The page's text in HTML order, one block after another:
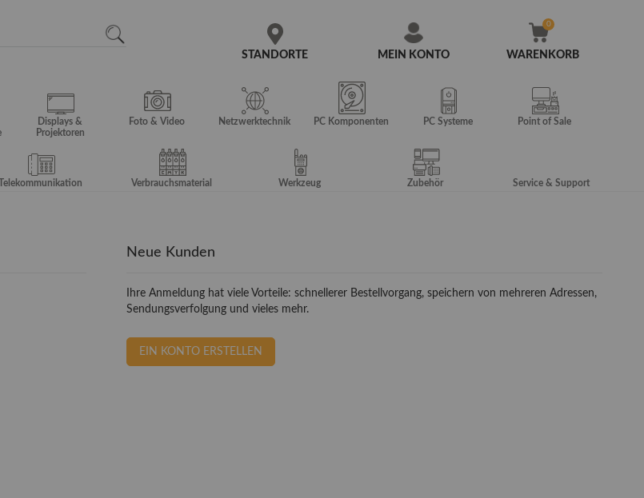
MEIN KONTO
STANDORTE WARENKORB
Displays &
Projektoren
Foto & Video Netzwerktechnik PC Komponenten PC Systeme Point of Sale
Telekommunikation Verbrauchsmaterial Werkzeug Zubehör Service & Support
Neue Kunden
Ihre Anmeldung hat viele Vorteile: schnellerer Bestellvorgang, speichern von mehreren Adressen,
Sendungsverfolgung und vieles mehr.
EIN KONTO ERSTELLEN